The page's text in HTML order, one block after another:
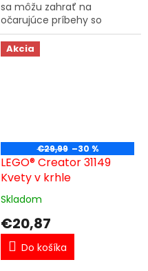
sa môžu zahrať na
očarujúce príbehy so
stavebnicou LEGO® Creator
3 v 1 Divoké zvieratá:
Farebný kolibrík (31384).
Akcia
€29,99 –30 %
LEGO® Creator 31149
Kvety v krhle
Skladom
€20,87
Do košíka